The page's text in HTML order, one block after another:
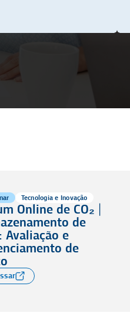
Tecnologia e Inovação
Online de CO₂ |
de
Avaliação e
de